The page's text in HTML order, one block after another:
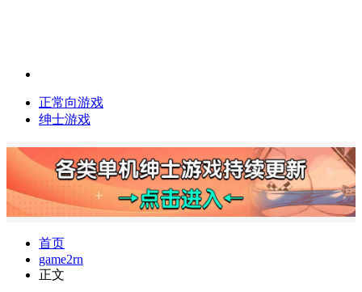
正常向游戏
绅士游戏
首页
game2rn
正文